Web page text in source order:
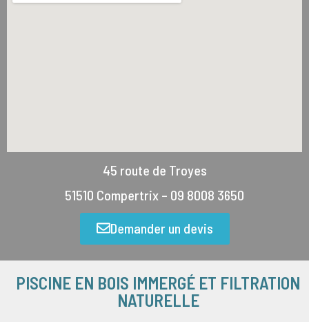
45 route de Troyes
51510 Compertrix – 09 8008 3650
Demander un devis
PISCINE EN BOIS IMMERGÉ ET FILTRATION
NATURELLE